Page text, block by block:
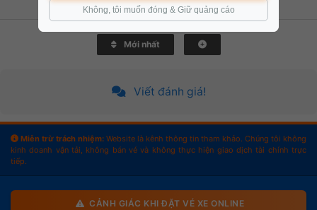
Mới nhất
Viết đánh giá!
Miễn trừ trách nhiệm: Website là kênh thông tin tham khảo. Chúng tôi không
kinh doanh vận tải, không bán vé và không thực hiện giao dịch tài chính trực
tiếp.
CẢNH GIÁC KHI ĐẶT VÉ XE ONLINE
Không, tôi muốn đóng & Giữ quảng cáo